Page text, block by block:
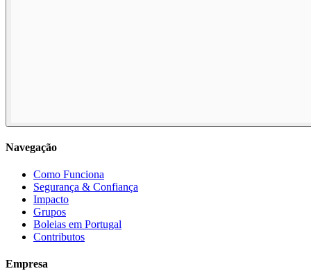
Navegação
Como Funciona
Segurança & Confiança
Impacto
Grupos
Boleias em Portugal
Contributos
Empresa